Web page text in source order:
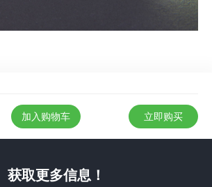
加入购物车 立即购买
获取更多信息！